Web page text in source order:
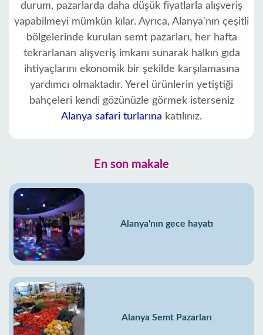
durum, pazarlarda daha düşük fiyatlarla alışveriş
yapabilmeyi mümkün kılar. Ayrıca, Alanya'nın çeşitli
bölgelerinde kurulan semt pazarları, her hafta
tekrarlanan alışveriş imkanı sunarak halkın gıda
ihtiyaçlarını ekonomik bir şekilde karşılamasına
yardımcı olmaktadır. Yerel ürünlerin yetiştiği
bahçeleri kendi gözünüzle görmek isterseniz
Alanya safari turlarına katılınız.
En son makale
Alanya'nın gece hayatı
Alanya Semt Pazarları